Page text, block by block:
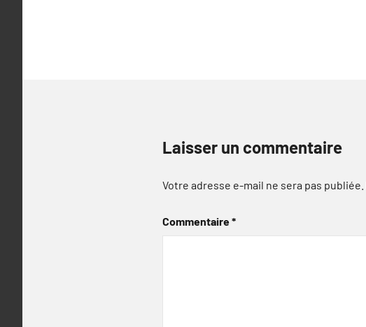
Laisser un commentaire
Votre adresse e-mail ne sera pas publiée.
Commentaire*